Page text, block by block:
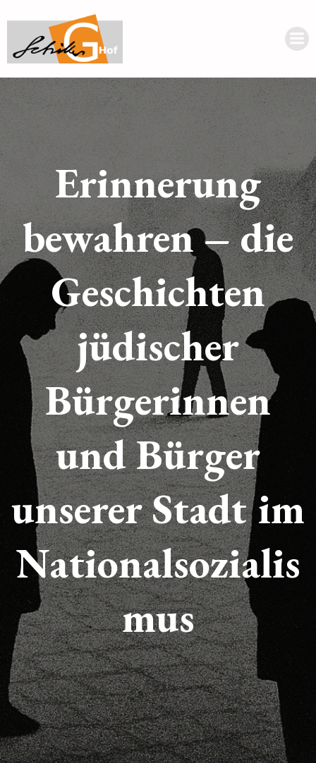
Erinnerung
bewahren – die
Geschichten
jüdischer
Bürgerinnen
und Bürger
unserer Stadt im
Nationalsozialis
mus